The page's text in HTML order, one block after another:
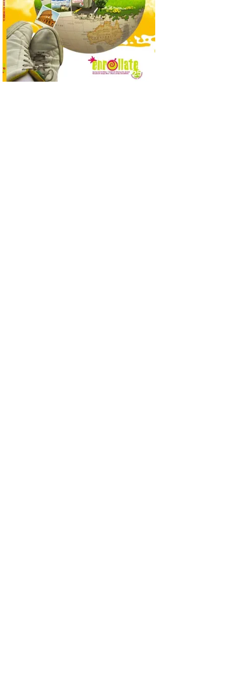
promoción […]
Nueva cita en León con el
Cine de Verano este 6 de
agosto con la película ‘La
juventud’